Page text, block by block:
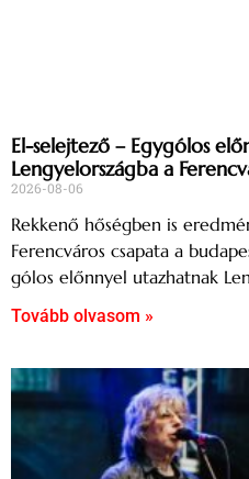
El-selejtező – Egygólos
Lengyelországba a
2026-08-06
Rekkenő hőségben is
Ferencváros csapata a
gólos előnnyel utazhatnak
Tovább olvasom »